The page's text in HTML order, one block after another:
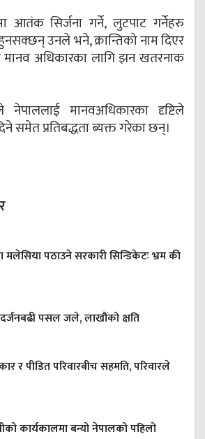
आतंक सिर्जना गर्ने, लुटपाट गर्नेहरु
उनले भने, क्रान्तिको नाम दिएर
अधिकारका लागि झन खतरनाक
नेपाललाई मानवअधिकारका दृष्टिले
समेत प्रतिबद्धता ब्यक्त गरेका छन्।
मलेसिया पठाउने सरकारी सिन्डिकेटः भ्रम की
पसल जले, लाखौंको क्षति
र पीडित परिवारबीच सहमति, परिवारले
कार्यकालमा बन्यो नेपालको पहिलो